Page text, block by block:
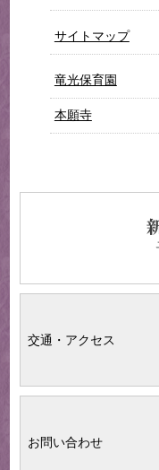
サイトマップ
竜光保育園
本願寺
交通・アクセス
お問い合わせ